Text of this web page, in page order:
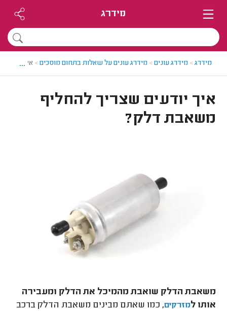
מידרג
מידרג> מידרג עונים> מידרג עונים על שאלות בתחום מוסכים> איך...
איך יודעים שצריך להחליף
משאבת דלק?
משאבת הדלק שואבת מהמיכל את הדלק ומעבירה
אותו למזרקים, כמו שאתם מבינים משאבת הדלק ברכב